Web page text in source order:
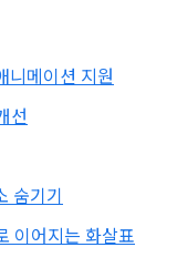
니메이션 지원
선
숨기기
이어지는 화살표